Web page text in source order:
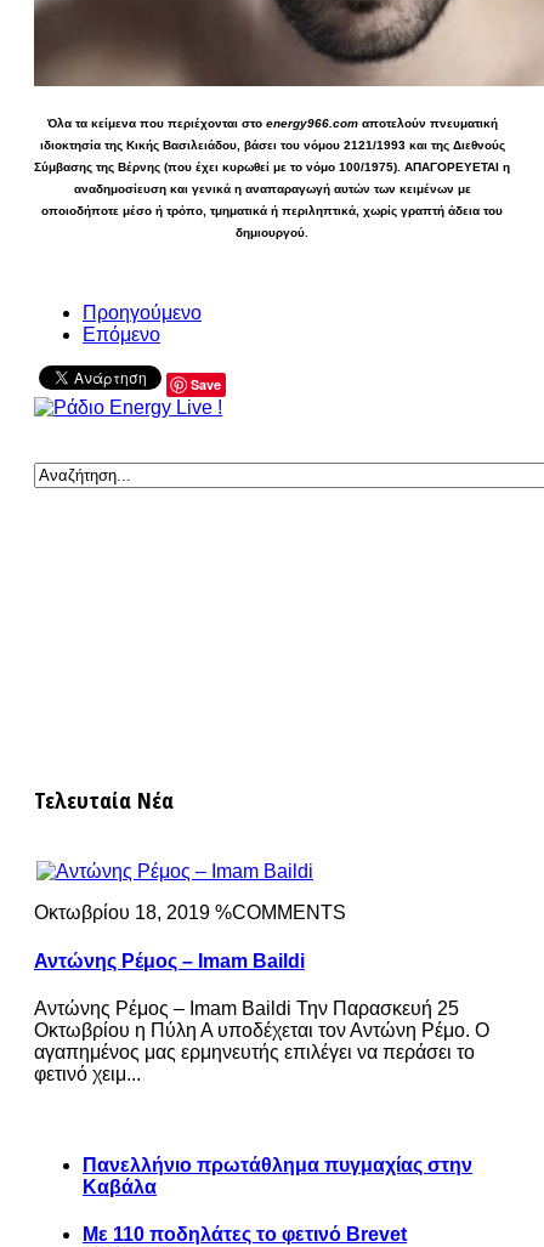
Όλα τα κείμενα που περιέχονται στο energy966.comαποτελούν πνευματική
ιδιοκτησία της Κικής Βασιλειάδου, βάσει του νόμου 2121/1993 και της Διεθνούς
Σύμβασης της Βέρνης (που έχει κυρωθεί με το νόμο 100/1975). ΑΠΑΓΟΡΕΥΕΤΑΙ η
αναδημοσίευση και γενικά η αναπαραγωγή αυτών των κειμένων με
οποιοδήποτε μέσο ή τρόπο, τμηματικά ή περιληπτικά, χωρίς γραπτή άδεια του
δημιουργού.
Προηγούμενο
Επόμενο
Save
Τελευταία Νέα
Οκτωβρίου 18, 2019 %COMMENTS
Αντώνης Ρέμος – Imam Baildi
Αντώνης Ρέμος – Imam Baildi Την Παρασκευή 25
Οκτωβρίου η Πύλη Α υποδέχεται τον Αντώνη Ρέμο. Ο
αγαπημένος μας ερμηνευτής επιλέγει να περάσει το
φετινό χειμ...
Πανελλήνιο πρωτάθλημα πυγμαχίας στην
Καβάλα
Με 110 ποδηλάτες το φετινό Brevet